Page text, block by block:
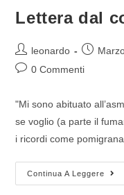
Lettera dal
leonardo
0 Commenti
"Mi sono abituato
se voglio (a parte il
i ricordi come
Continua A Leggere